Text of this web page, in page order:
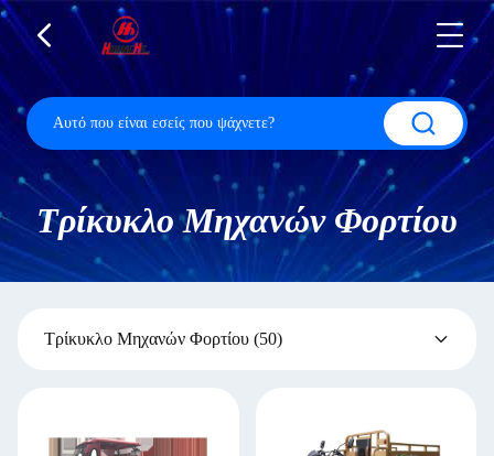
Τρίκυκλο Μηχανών Φορτίου
Τρίκυκλο Μηχανών Φορτίου (50)